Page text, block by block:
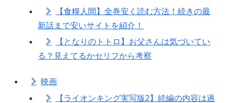
【食糧人間】全巻安く読む方法！続きの最
新話まで安いサイトを紹介！
【となりのトトロ】お父さんは気づいてい
る？見えてるかセリフから考察
映画
【ライオンキング実写版2】続編の内容は過